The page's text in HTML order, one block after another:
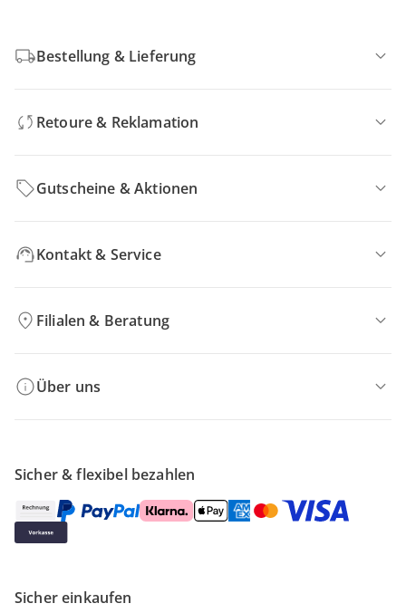
Bestellung & Lieferung
Retoure & Reklamation
Gutscheine & Aktionen
Kontakt & Service
Filialen & Beratung
Über uns
Sicher & flexibel bezahlen
Sicher einkaufen